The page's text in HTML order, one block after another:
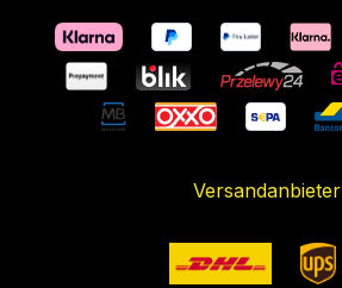
Versandanbieter